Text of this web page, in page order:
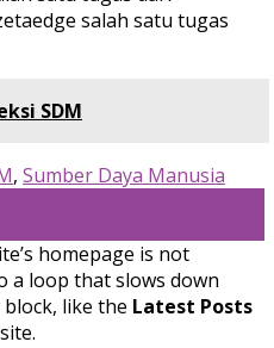
salah satu tugas
SDM
, Sumber Daya Manusia
homepage is not
a loop that slows down
like the Latest Posts